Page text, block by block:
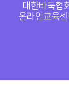
대한바둑협회
온라인교육센